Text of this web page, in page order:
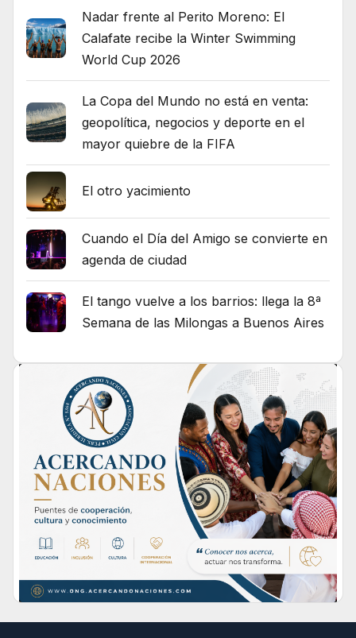
Nadar frente al Perito Moreno: El
Calafate recibe la Winter Swimming
World Cup 2026
La Copa del Mundo no está en venta:
geopolítica, negocios y deporte en el
mayor quiebre de la FIFA
El otro yacimiento
Cuando el Día del Amigo se convierte en
agenda de ciudad
El tango vuelve a los barrios: llega la 8ª
Semana de las Milongas a Buenos Aires